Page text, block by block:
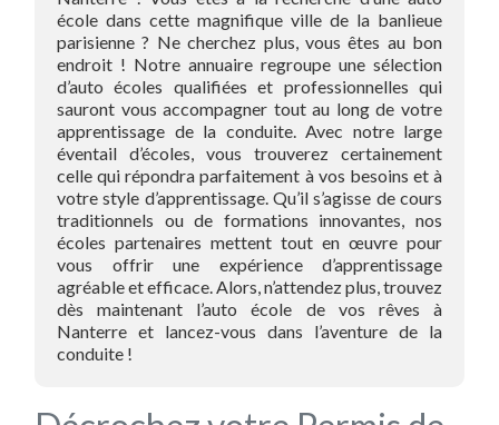
école dans cette magnifique ville de la banlieue
parisienne ? Ne cherchez plus, vous êtes au bon
endroit ! Notre annuaire regroupe une sélection
d’auto écoles qualifiées et professionnelles qui
sauront vous accompagner tout au long de votre
apprentissage de la conduite. Avec notre large
éventail d’écoles, vous trouverez certainement
celle qui répondra parfaitement à vos besoins et à
votre style d’apprentissage. Qu’il s’agisse de cours
traditionnels ou de formations innovantes, nos
écoles partenaires mettent tout en œuvre pour
vous offrir une expérience d’apprentissage
agréable et efficace. Alors, n’attendez plus, trouvez
dès maintenant l’auto école de vos rêves à
Nanterre et lancez-vous dans l’aventure de la
conduite !